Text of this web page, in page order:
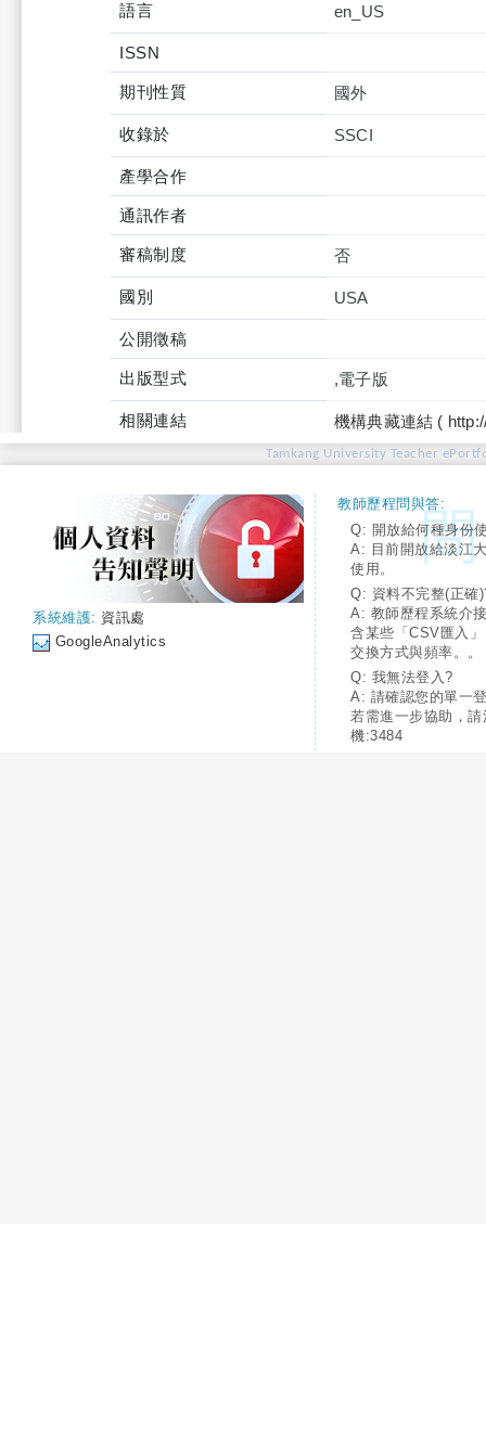
語言 en_US
ISSN
期刊性質 國外
收錄於
產學合作
通訊作者
審稿制度 否
國別 USA
公開徵稿
出版型式 ,電子版
相關連結 機構典藏連結 (
Tamkang University Teacher
系統維護: 資訊處
GoogleAnalytics
教師歷程問與答:
Q: 開放給何種身份
A: 目前開放給淡江
使用。
Q: 資料不完整(正確
A: 教師歷程系統介
含某些「CSV匯入
交換方式與頻率。。
Q: 我無法登入?
A: 請確認您的單一
若需進一步協助，
機:3484